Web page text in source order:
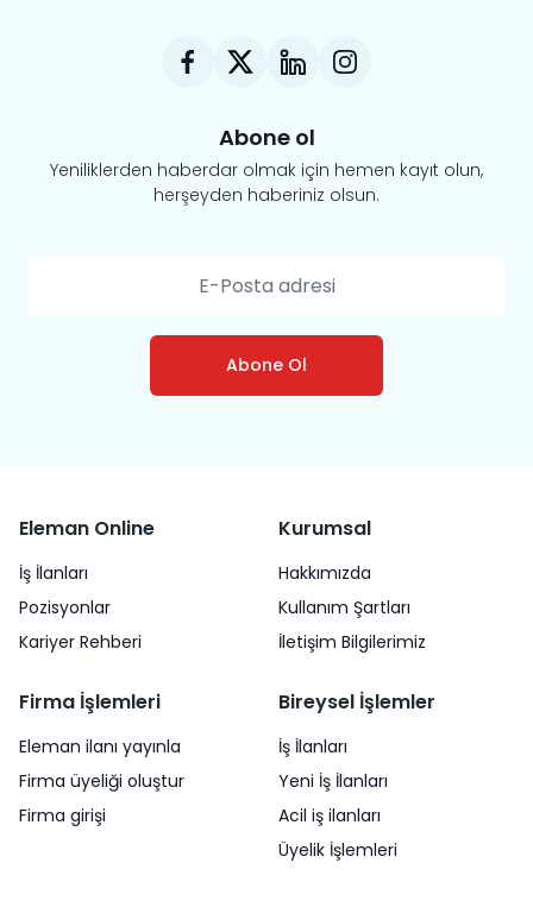
Abone ol
Yeniliklerden haberdar olmak için hemen kayıt olun,
herşeyden haberiniz olsun.
Abone Ol
Eleman Online
İş İlanları
Pozisyonlar
Kariyer Rehberi
Kurumsal
Hakkımızda
Kullanım Şartları
İletişim Bilgilerimiz
Firma İşlemleri
Eleman ilanı yayınla
Firma üyeliği oluştur
Firma girişi
Bireysel İşlemler
İş İlanları
Yeni İş İlanları
Acil iş ilanları
Üyelik İşlemleri